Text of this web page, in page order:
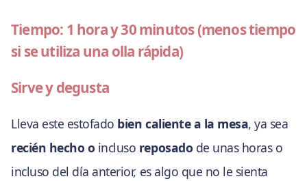
Tiempo: 1 hora y 30 minutos (menos tiempo
si se utiliza una olla rápida)
Sirve y degusta
Lleva este estofado bien caliente a la mesa, ya sea
recién hecho o incluso reposado de unas horas o
incluso del día anterior, es algo que no le sienta